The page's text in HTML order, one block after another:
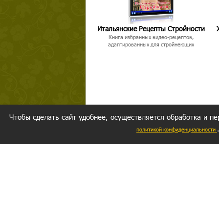
Итальянские Рецепты Стройности
Книга избранных видео-рецептов,
адаптированных для стройнеющих
Чтобы сделать сайт удобнее, осуществляется обработка и
политикой конфиденциальности